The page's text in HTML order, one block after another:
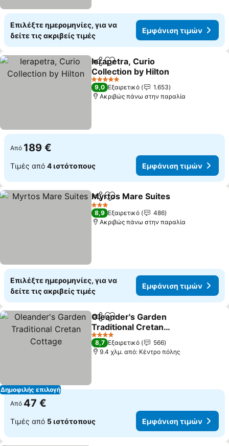
Επιλέξτε ημερομηνίες, για να
δείτε τις ακριβείς τιμές
Εμφάνιση τιμών
Κοινοποίηση
Προσθήκη στα αγαπημένα
Ierapetra, Curio
Collection by Hilton
Εμφάνιση τιμών
5 Αστέρια
9,0 Εξαιρετικό
1.653
Ακριβώς πάνω στην παραλία
Από 189 €
Τιμές από 4 ιστότοπους Εμφάνιση τιμών
Κοινοποίηση
Προσθήκη στα αγαπημένα
Myrtos Mare Suites
3 Αστέρια
8,9 Εξαιρετικό
486
Ακριβώς πάνω στην παραλία
Επιλέξτε ημερομηνίες, για να
δείτε τις ακριβείς τιμές
Εμφάνιση τιμών
Δημοφιλής επιλογή
Κοινοποίηση
Προσθήκη στα αγαπημένα
Oleander's Garden
Traditional Cretan
Cottage
Εμφάνιση τιμών
4 Αστέρια
8,7 Εξαιρετικό
566
9.4 χλμ. από: Κέντρο πόλης
Από 47 €
Τιμές από 5 ιστότοπους Εμφάνιση τιμών